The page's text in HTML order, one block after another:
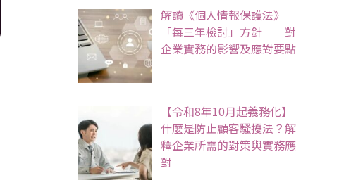
解讀《個人情報保護法》
「每三年檢討」方針──對
企業實務的影響及應對要點
【令和8年10月起義務化】
什麼是防止顧客騷擾法？解
釋企業所需的對策與實務應
對